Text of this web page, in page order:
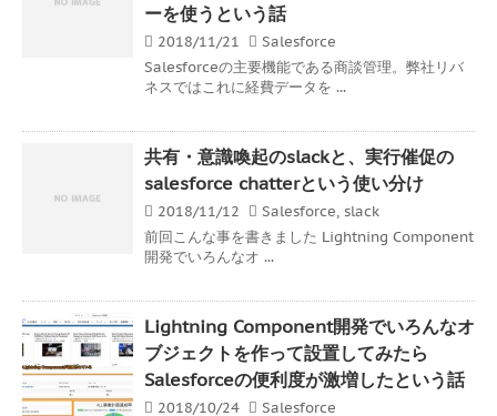
ーを使うという話
2018/11/21
Salesforce
Salesforceの主要機能である商談管理。弊社リバ
ネスではこれに経費データを ...
共有・意識喚起のslackと、実行催促の
salesforce chatterという使い分け
2018/11/12 Salesforce, slack
前回こんな事を書きました Lightning Component
開発でいろんなオ ...
Lightning Component開発でいろんなオ
ブジェクトを作って設置してみたら
Salesforceの便利度が激増したという話
2018/10/24
Salesforce